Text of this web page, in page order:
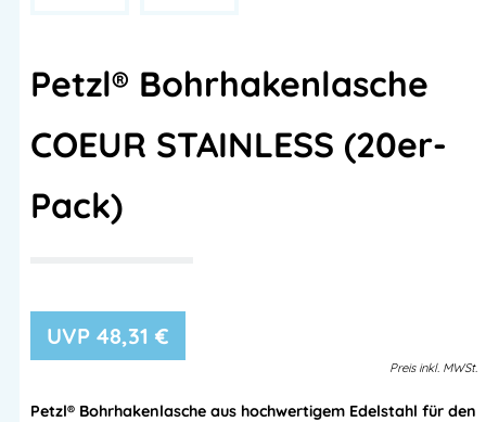
Petzl® Bohrhakenlasche
COEUR STAINLESS (20er-
Pack)
48,31 €
Preis inkl. MWSt.
Petzl® Bohrhakenlasche aus hochwertigem Edelstahl für den